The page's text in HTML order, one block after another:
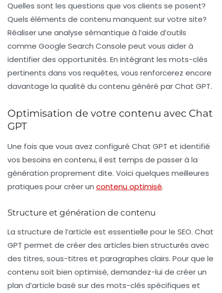
Quelles sont les questions que vos clients se posent?
Quels éléments de contenu manquent sur votre site?
Réaliser une analyse sémantique à l’aide d’outils
comme Google Search Console peut vous aider à
identifier des opportunités. En intégrant les mots-clés
pertinents dans vos requêtes, vous renforcerez encore
davantage la qualité du contenu généré par Chat GPT.
Optimisation de votre contenu avec Chat
GPT
Une fois que vous avez configuré Chat GPT et identifié
vos besoins en contenu, il est temps de passer à la
génération proprement dite. Voici quelques meilleures
pratiques pour créer un contenu optimisé.
Structure et génération de contenu
La structure de l’article est essentielle pour le SEO. Chat
GPT permet de créer des articles bien structurés avec
des titres, sous-titres et paragraphes clairs. Pour que le
contenu soit bien optimisé, demandez-lui de créer un
plan d’article basé sur des mots-clés spécifiques et